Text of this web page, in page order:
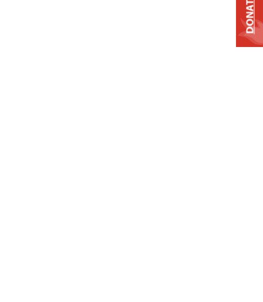
DONATE